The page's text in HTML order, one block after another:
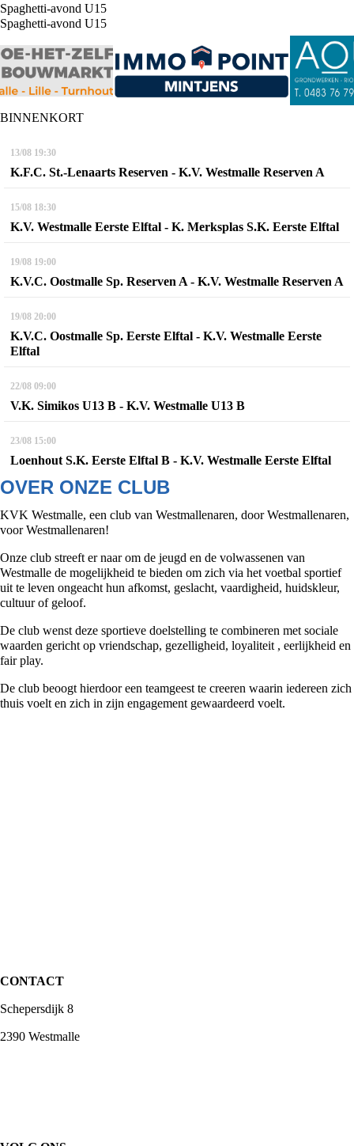
Spaghetti-avond U15
Spaghetti-avond U15
BINNENKORT
13/08 19:30
K.F.C. St.-Lenaarts Reserven - K.V. Westmalle Reserven A
15/08 18:30
K.V. Westmalle Eerste Elftal - K. Merksplas S.K. Eerste Elftal
19/08 19:00
K.V.C. Oostmalle Sp. Reserven A - K.V. Westmalle Reserven A
19/08 20:00
K.V.C. Oostmalle Sp. Eerste Elftal - K.V. Westmalle Eerste
Elftal
22/08 09:00
V.K. Simikos U13 B - K.V. Westmalle U13 B
23/08 15:00
Loenhout S.K. Eerste Elftal B - K.V. Westmalle Eerste Elftal
OVER ONZE CLUB
KVK Westmalle, een club van Westmallenaren, door Westmallenaren,
voor Westmallenaren!
Onze club streeft er naar om de jeugd en de volwassenen van
Westmalle de mogelijkheid te bieden om zich via het voetbal sportief
uit te leven ongeacht hun afkomst, geslacht, vaardigheid, huidskleur,
cultuur of geloof.
De club wenst deze sportieve doelstelling te combineren met sociale
waarden gericht op vriendschap, gezelligheid, loyaliteit , eerlijkheid en
fair play.
De club beoogt hierdoor een teamgeest te creeren waarin iedereen zich
thuis voelt en zich in zijn engagement gewaardeerd voelt.
CONTACT
Schepersdijk 8
2390 Westmalle